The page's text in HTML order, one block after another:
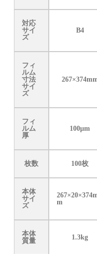
対応
サイ
ズ
B4
フィ
ルム
寸法
サイ
ズ
フィ
ルム
厚
100μm
枚数 100枚
本体
サイ
ズ
m
本体
質量
1.3kg